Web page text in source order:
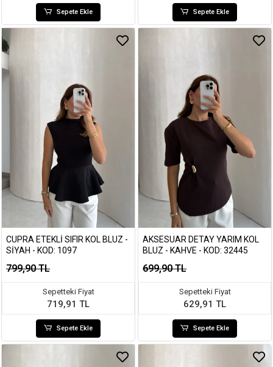
Sepete Ekle Sepete Ekle
CUPRA ETEKLI SIFIR KOL BLUZ -
SIYAH - KOD: 1097
799,90 TL
Sepetteki Fiyat
719,91 TL
Sepete Ekle
AKSESUAR DETAY YARIM KOL
BLUZ - KAHVE - KOD: 32445
699,90 TL
Sepetteki Fiyat
629,91 TL
Sepete Ekle